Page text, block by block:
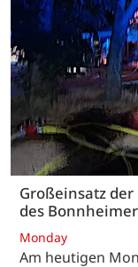
Großeinsatz
des
Monday
Am heutigen